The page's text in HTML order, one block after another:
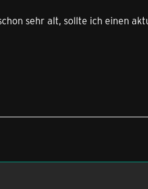
sehr alt, sollte ich einen